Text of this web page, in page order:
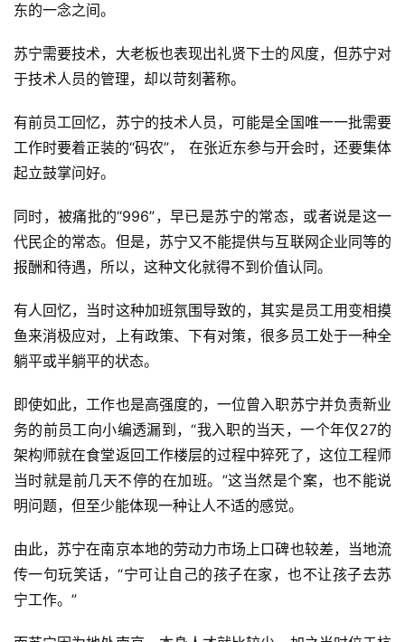
页
业
人
工
能
深
度
学
云
计
东的一念之间。
苏宁需要技术，大老板也表现出礼贤下士的风度，但苏宁对
于技术人员的管理，却以苛刻著称。
有前员工回忆，苏宁的技术人员，可能是全国唯一一批需要
工作时要着正装的“码农”， 在张近东参与开会时，还要集体
起立鼓掌问好。
同时，被痛批的“996”，早已是苏宁的常态，或者说是这一
代民企的常态。但是，苏宁又不能提供与互联网企业同等的
报酬和待遇，所以，这种文化就得不到价值认同。
有人回忆，当时这种加班氛围导致的，其实是员工用变相摸
鱼来消极应对，上有政策、下有对策，很多员工处于一种全
躺平或半躺平的状态。
即使如此，工作也是高强度的，一位曾入职苏宁并负责新业
务的前员工向小编透漏到，“我入职的当天，一个年仅27的
架构师就在食堂返回工作楼层的过程中猝死了，这位工程师
当时就是前几天不停的在加班。”这当然是个案，也不能说
明问题，但至少能体现一种让人不适的感觉。
由此，苏宁在南京本地的劳动力市场上口碑也较差，当地流
传一句玩笑话，“宁可让自己的孩子在家，也不让孩子去苏
宁工作。”